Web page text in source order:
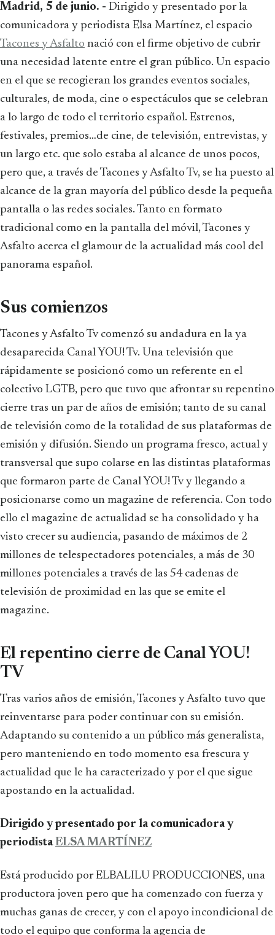
Madrid, 5 de junio. - Dirigido y presentado por la
comunicadora y periodista Elsa Martínez, el espacio
Tacones y Asfalto nació con el firme objetivo de cubrir
una necesidad latente entre el gran público. Un espacio
en el que se recogieran los grandes eventos sociales,
culturales, de moda, cine o espectáculos que se celebran
a lo largo de todo el territorio español. Estrenos,
festivales, premios…de cine, de televisión, entrevistas, y
un largo etc. que solo estaba al alcance de unos pocos,
pero que, a través de Tacones y Asfalto Tv, se ha puesto al
alcance de la gran mayoría del público desde la pequeña
pantalla o las redes sociales. Tanto en formato
tradicional como en la pantalla del móvil, Tacones y
Asfalto acerca el glamour de la actualidad más cool del
panorama español.
Sus comienzos
Tacones y Asfalto Tv comenzó su andadura en la ya
desaparecida Canal YOU! Tv. Una televisión que
rápidamente se posicionó como un referente en el
colectivo LGTB, pero que tuvo que afrontar su repentino
cierre tras un par de años de emisión; tanto de su canal
de televisión como de la totalidad de sus plataformas de
emisión y difusión. Siendo un programa fresco, actual y
transversal que supo colarse en las distintas plataformas
que formaron parte de Canal YOU! Tv y llegando a
posicionarse como un magazine de referencia. Con todo
ello el magazine de actualidad se ha consolidado y ha
visto crecer su audiencia, pasando de máximos de 2
millones de telespectadores potenciales, a más de 30
millones potenciales a través de las 54 cadenas de
televisión de proximidad en las que se emite el
magazine.
El repentino cierre de Canal YOU!
TV
Tras varios años de emisión, Tacones y Asfalto tuvo que
reinventarse para poder continuar con su emisión.
Adaptando su contenido a un público más generalista,
pero manteniendo en todo momento esa frescura y
actualidad que le ha caracterizado y por el que sigue
apostando en la actualidad.
Dirigido y presentado por la comunicadora y
periodistaELSA MARTÍNEZ
Está producido por ELBALILU PRODUCCIONES, una
productora joven pero que ha comenzado con fuerza y
muchas ganas de crecer, y con el apoyo incondicional de
todo el equipo que conforma la agencia de